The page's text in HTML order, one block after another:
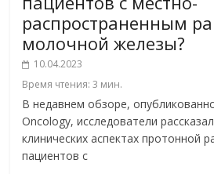
распространенным
молочной железы?
10.04.2023
Время чтения:3 мин.
В недавнем обзоре,
Oncology, исследователи
клинических аспектах протонной
пациентов с